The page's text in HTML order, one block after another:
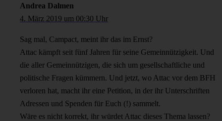
Andrea Dalmen
4. März 2019 um 00:30 Uhr
Sag mal, Campact, meint ihr das im Ernst?
Attac kämpft seit fünf Jahren für seine Gemeinnützigkeit. Und
die aller Gemeinnützigen, die sich um gesellschaftliche und
politische Fragen kümmern. Und jetzt, wo Attac vor dem BFH
verloren hat, macht ihr eine Petition, in der ihr Unterschriften
Adressen und Spenden für Euch (!) sammelt.
Wäre es nicht korrekt, ihr würdet Attac dieses Thema lassen?